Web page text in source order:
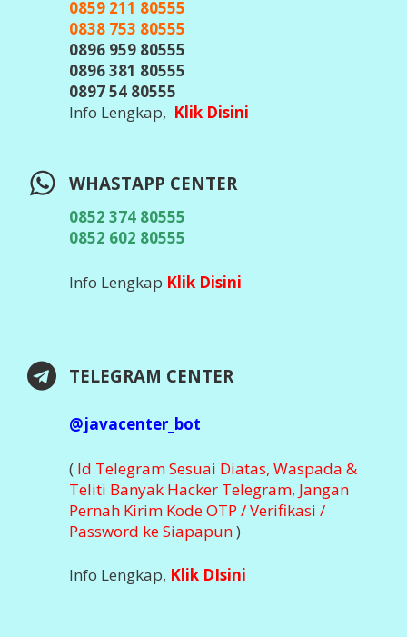
0859 211 80555
0838 753 80555
0896 959 80555
0896 381 80555
0897 54 80555
Info Lengkap, Klik Disini
WHASTAPP CENTER
0852 374 80555
0852 602 80555
Info Lengkap Klik Disini
TELEGRAM CENTER
@javacenter_bot
( Id Telegram Sesuai Diatas, Waspada &
Teliti Banyak Hacker Telegram, Jangan
Pernah Kirim Kode OTP / Verifikasi /
Password ke Siapapun)
Info Lengkap, Klik DIsini